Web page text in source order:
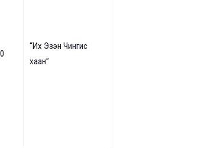
“Их Эзэн Чингис
хаан”